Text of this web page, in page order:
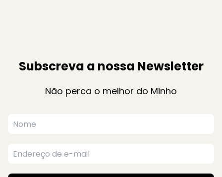
Subscreva a nossa Newsletter
Não perca o melhor do Minho